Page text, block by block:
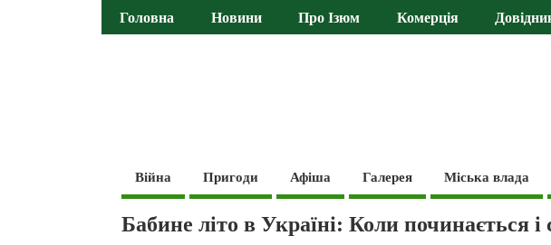
Головна Новини Про Ізюм Комерція
Війна Пригоди Афіша Галерея Міська влада
Бабине літо в Україні: Коли починається